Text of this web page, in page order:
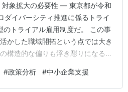
象拡大の必要性 ― 東京都が令和
ダイバーシティ推進に係るトライ
トライアル雇用制度だ。 この事
かした職域開拓という点では大き
構造的な偏りも浮き彫りになる。
神障害者＝一般の障害者雇用枠
#政策分析 #中小企業支援